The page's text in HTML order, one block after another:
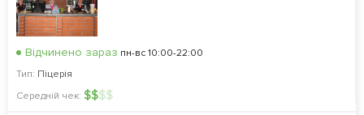
Відчинено зараз пн-вс 10:00-22:00
Тип: Піцерія
Середній чек: $$$$